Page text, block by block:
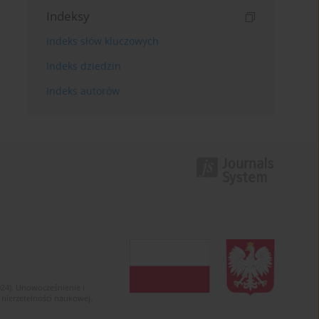
Indeksy
Indeks słów kluczowych
Indeks dziedzin
Indeks autorów